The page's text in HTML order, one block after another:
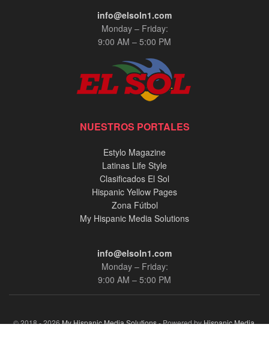
info@elsoln1.com
Monday – Friday:
9:00 AM – 5:00 PM
NUESTROS PORTALES
Estylo Magazine
Latinas Life Style
Clasificados El Sol
Hispanic Yellow Pages
Zona Fútbol
My Hispanic Media Solutions
info@elsoln1.com
Monday – Friday:
9:00 AM – 5:00 PM
© 2018 - 2026My Hispanic Media Solutions- Powered byHispanic Media,